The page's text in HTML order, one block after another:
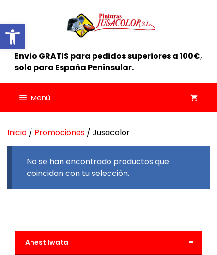
Abrir barra de herramientas
contenido
Envío GRATIS para pedidos superiores a 100€,
solo para España Peninsular.
Menú
Inicio / Promociones / Jusacolor
No se han encontrado productos que
coincidan con tu selección.
-
Anest Iwata